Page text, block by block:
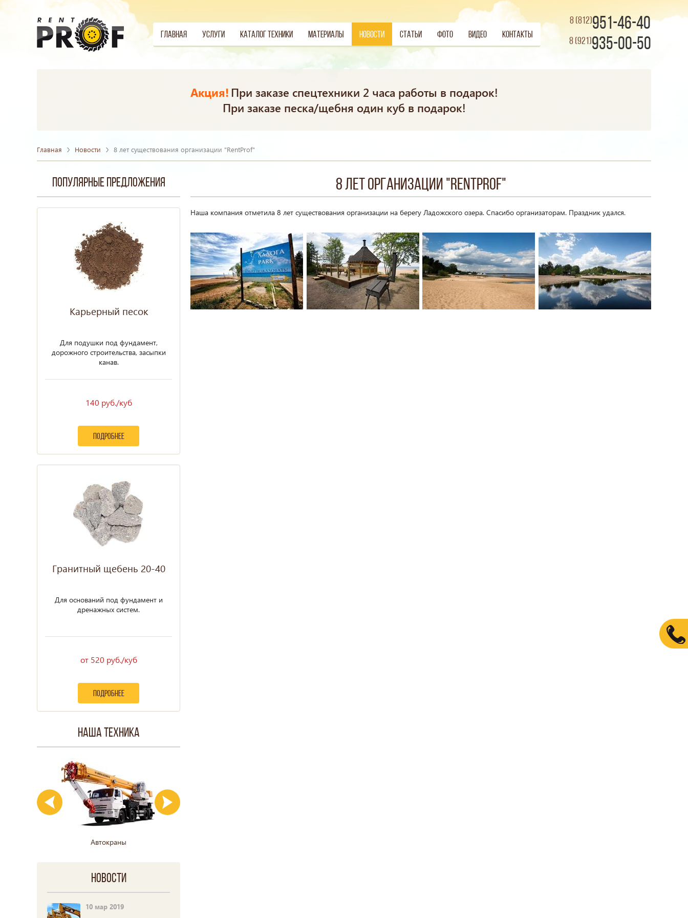
Главная Услуги Каталог техники Материалы Новости Статьи Фото Видео Контакты
8 (812)951-46-40
8 (921)935-00-50
Акция! При заказе спецтехники 2 часа работы в подарок!
При заказе песка/щебня один куб в подарок!
Главная Новости 8 лет существования организации "RentProf"
Популярные предложения
Карьерный песок
Для подушки под фундамент,
дорожного строительства, засыпки
канав.
140 руб./куб
подробнее
Гранитный щебень 20-40
Для оснований под фундамент и
дренажных систем.
от 520 руб./куб
подробнее
Наша техника
Автокраны
Новости
10 мар 2019
8 лет организации "RentProf"
Наша компания отметила 8 лет существования организации на берегу Ладожского озера. Спасибо организаторам. Праздник удался.